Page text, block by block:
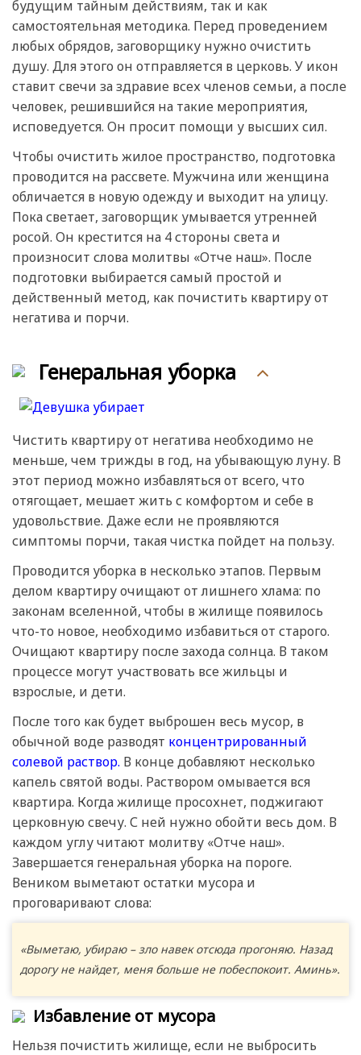
будущим тайным действиям, так и как
самостоятельная методика. Перед проведением
любых обрядов, заговорщику нужно очистить
душу. Для этого он отправляется в церковь. У икон
ставит свечи за здравие всех членов семьи, а после
человек, решившийся на такие мероприятия,
исповедуется. Он просит помощи у высших сил.
Чтобы очистить жилое пространство, подготовка
проводится на рассвете. Мужчина или женщина
обличается в новую одежду и выходит на улицу.
Пока светает, заговорщик умывается утренней
росой. Он крестится на 4 стороны света и
произносит слова молитвы «Отче наш». После
подготовки выбирается самый простой и
действенный метод, как почистить квартиру от
негатива и порчи.
Генеральная уборка
Чистить квартиру от негатива необходимо не
меньше, чем трижды в год, на убывающую луну. В
этот период можно избавляться от всего, что
отягощает, мешает жить с комфортом и себе в
удовольствие. Даже если не проявляются
симптомы порчи, такая чистка пойдет на пользу.
Проводится уборка в несколько этапов. Первым
делом квартиру очищают от лишнего хлама: по
законам вселенной, чтобы в жилище появилось
что-то новое, необходимо избавиться от старого.
Очищают квартиру после захода солнца. В таком
процессе могут участвовать все жильцы и
взрослые, и дети.
После того как будет выброшен весь мусор, в
обычной воде разводят концентрированный
солевой раствор. В конце добавляют несколько
капель святой воды. Раствором омывается вся
квартира. Когда жилище просохнет, поджигают
церковную свечу. С ней нужно обойти весь дом. В
каждом углу читают молитву «Отче наш».
Завершается генеральная уборка на пороге.
Веником выметают остатки мусора и
проговаривают слова:
«Выметаю, убираю – зло навек отсюда прогоняю. Назад
дорогу не найдет, меня больше не побеспокоит. Аминь».
Избавление от мусора
Нельзя почистить жилище, если не выбросить